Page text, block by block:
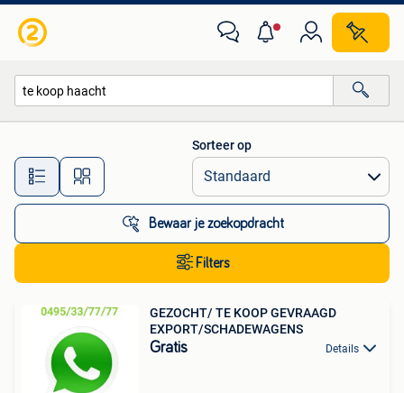
Alle afstanden…
Sorteer op
Bewaar je zoekopdracht
Filters
GEZOCHT/ TE KOOP GEVRAAGD
EXPORT/SCHADEWAGENS
Gratis Details